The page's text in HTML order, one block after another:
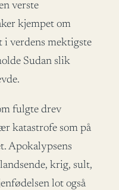
verste
kjempet om
verdens mektigste
Sudan slik
fulgte drev
katastrofe som på
Apokalypsens
krig, sult,
lot også